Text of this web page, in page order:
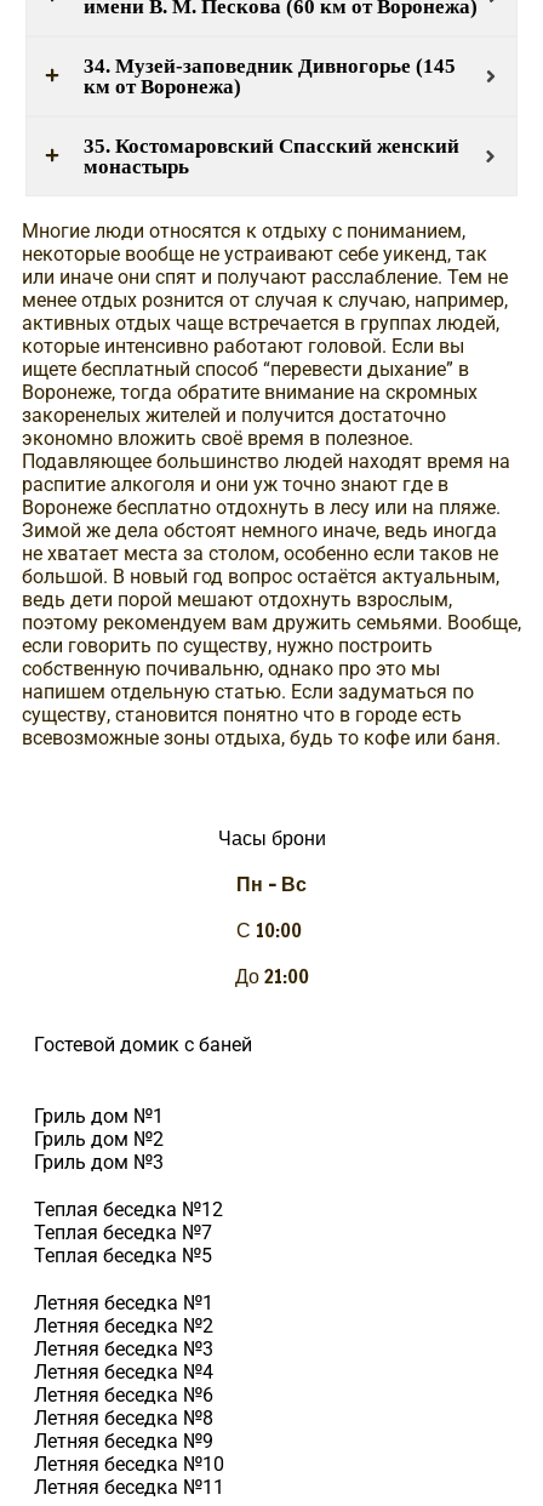
имени В. М. Пескова (60 км от Воронежа)
34. Музей-заповедник Дивногорье (145
км от Воронежа)
35. Костомаровский Спасский женский
монастырь
Многие люди относятся к отдыху с пониманием,
некоторые вообще не устраивают себе уикенд, так
или иначе они спят и получают расслабление. Тем не
менее отдых рознится от случая к случаю, например,
активных отдых чаще встречается в группах людей,
которые интенсивно работают головой. Если вы
ищете бесплатный способ “перевести дыхание” в
Воронеже, тогда обратите внимание на скромных
закоренелых жителей и получится достаточно
экономно вложить своё время в полезное.
Подавляющее большинство людей находят время на
распитие алкоголя и они уж точно знают где в
Воронеже бесплатно отдохнуть в лесу или на пляже.
Зимой же дела обстоят немного иначе, ведь иногда
не хватает места за столом, особенно если таков не
большой. В новый год вопрос остаётся актуальным,
ведь дети порой мешают отдохнуть взрослым,
поэтому рекомендуем вам дружить семьями. Вообще,
если говорить по существу, нужно построить
собственную почивальню, однако про это мы
напишем отдельную статью. Если задуматься по
существу, становится понятно что в городе есть
всевозможные зоны отдыха, будь то кофе или баня.
Часы брони
Пн – Вс
С 10:00
До 21:00
Гостевой домик с баней
Гриль дом №1
Гриль дом №2
Гриль дом №3
Теплая беседка №12
Теплая беседка №7
Теплая беседка №5
Летняя беседка №1
Летняя беседка №2
Летняя беседка №3
Летняя беседка №4
Летняя беседка №6
Летняя беседка №8
Летняя беседка №9
Летняя беседка №10
Летняя беседка №11